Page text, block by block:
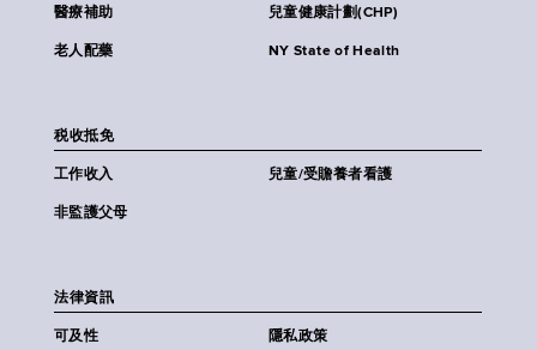
醫療補助 兒童健康計劃(CHP)
老人配藥 NY State of Health
税收抵免
工作收入 兒童/受贍養者看護
非監護父母
法律資訊
可及性 隱私政策